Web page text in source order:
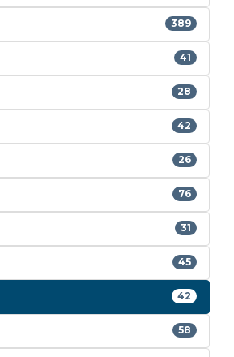
389
41
28
42
26
76
31
45
42
58